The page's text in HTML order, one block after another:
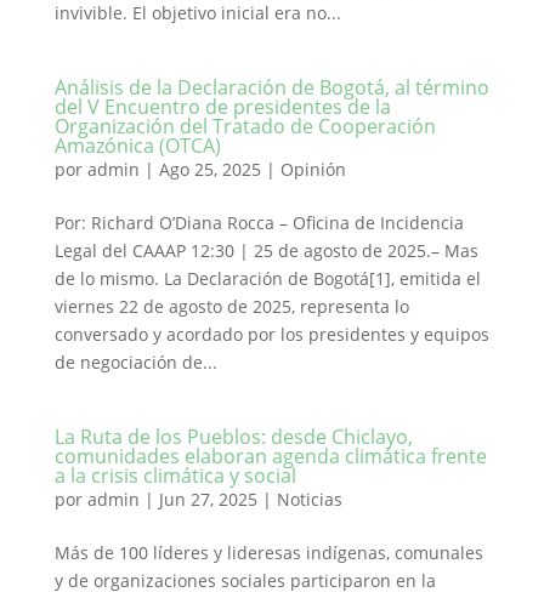
invivible. El objetivo inicial era no...
Análisis de la Declaración de Bogotá, al término
del V Encuentro de presidentes de la
Organización del Tratado de Cooperación
Amazónica (OTCA)
por admin | Ago 25, 2025 | Opinión
Por: Richard O’Diana Rocca – Oficina de Incidencia
Legal del CAAAP 12:30 | 25 de agosto de 2025.– Mas
de lo mismo. La Declaración de Bogotá[1], emitida el
viernes 22 de agosto de 2025, representa lo
conversado y acordado por los presidentes y equipos
de negociación de...
La Ruta de los Pueblos: desde Chiclayo,
comunidades elaboran agenda climática frente
a la crisis climática y social
por admin | Jun 27, 2025 | Noticias
Más de 100 líderes y lideresas indígenas, comunales
y de organizaciones sociales participaron en la